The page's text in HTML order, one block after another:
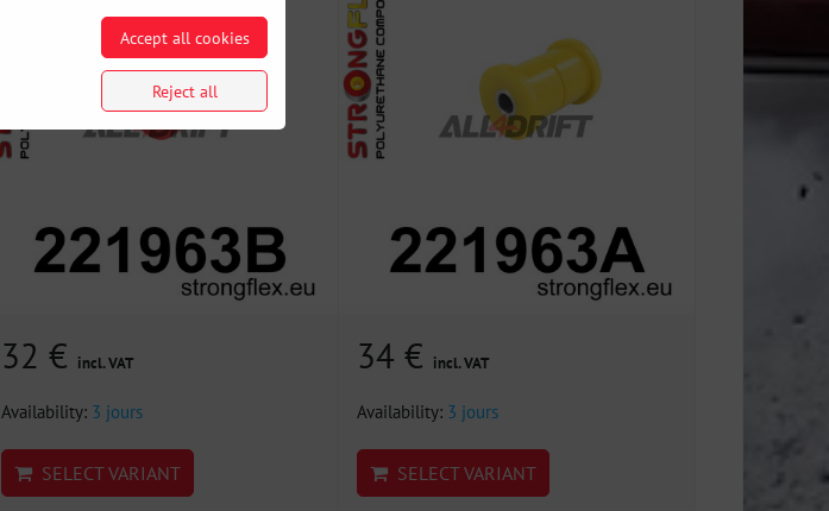
32 € incl. VAT
Availability: 3 jours
SELECT VARIANT
34 € incl. VAT
Availability: 3 jours
SELECT VARIANT
Accept all cookies
Reject all